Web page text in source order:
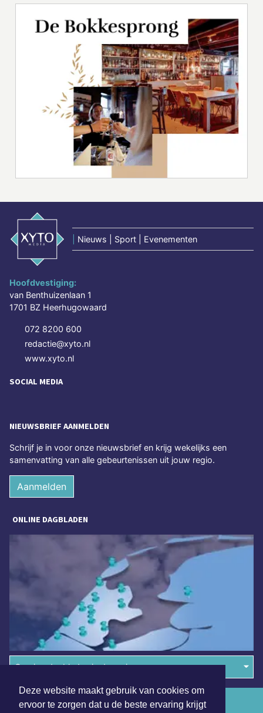
Deze website maakt gebruik van cookies om
ervoor te zorgen dat u de beste ervaring krijgt
Nieuws | Sport | Evenementen
Hoofdvestiging:
van Benthuizenlaan 1
1701 BZ Heerhugowaard
072 8200 600
redactie@xyto.nl
www.xyto.nl
SOCIAL MEDIA
NIEUWSBRIEF AANMELDEN
Schrijf je in voor onze nieuwsbrief en krijg wekelijks een
samenvatting van alle gebeurtenissen uit jouw regio.
Aanmelden
ONLINE DAGBLADEN
Overige dagbladen in de regio
Algemene voorwaarden